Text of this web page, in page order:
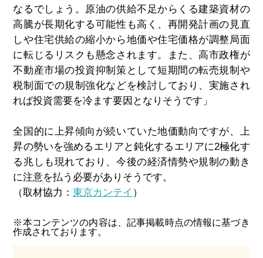
なるでしょう。原油の供給不足からくる建築資材の
高騰が長期化する可能性も高く、再開発計画の見直
しや住宅供給の縮小から地価や住宅価格が調整局面
に転じるリスクも懸念されます。また、高市政権が
不動産市場の投資抑制策として短期間の転売規制や
税制面での規制強化などを検討しており、実施され
れば投資需要を冷ます要因となりそうです」
全国的に上昇傾向が続いていた地価動向ですが、上
昇の勢いを強めるエリアと鈍化するエリアに2極化す
る兆しも現れており、今後の経済情勢や規制の動き
に注意を払う必要がありそうです。
（取材協力：東京カンテイ ）
※本コンテンツの内容は、記事掲載時点の情報に基づき
作成されております。